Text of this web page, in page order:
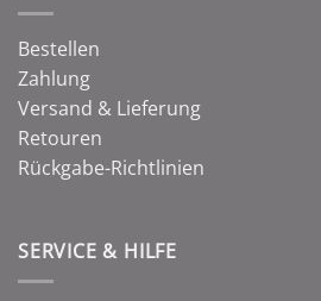
Bestellen
Zahlung
Versand & Lieferung
Retouren
Rückgabe-Richtlinien
SERVICE & HILFE